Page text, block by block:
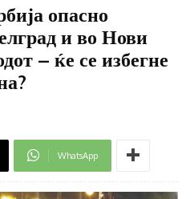
опасно
и во Нови
– ќе се избегне
WhatsApp